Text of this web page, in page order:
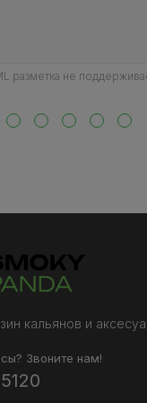
разметка не
кальянов и
Звоните нам!